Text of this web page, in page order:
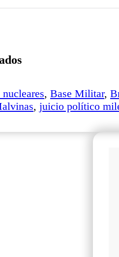
, Base Militar,
, juicio político